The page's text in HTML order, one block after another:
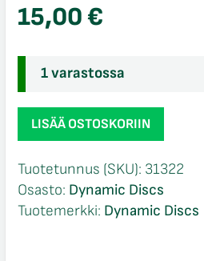
15,00€
1 varastossa
Dynamic
Discs
Defender
NBDG
stamp
LISÄÄ OSTOSKORIIN
Tuotetunnus (SKU): 31322
Osasto: Dynamic Discs
Tuotemerkki: Dynamic Discs